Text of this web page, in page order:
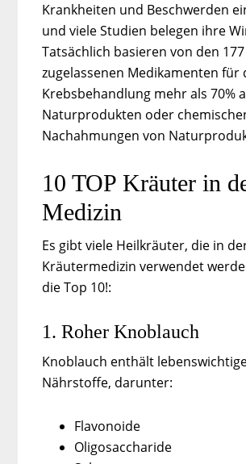
Krankheiten und Beschwerden
und viele Studien belegen ihre
Tatsächlich basieren von den
zugelassenen Medikamenten für
Krebsbehandlung mehr als 70%
Naturprodukten oder
Nachahmungen von
10 TOP Kräuter in
Medizin
Es gibt viele Heilkräuter, die in
Kräutermedizin verwendet
die Top 10!:
1. Roher Knoblauch
Knoblauch enthält
Nährstoffe, darunter:
Flavonoide
Oligosaccharide